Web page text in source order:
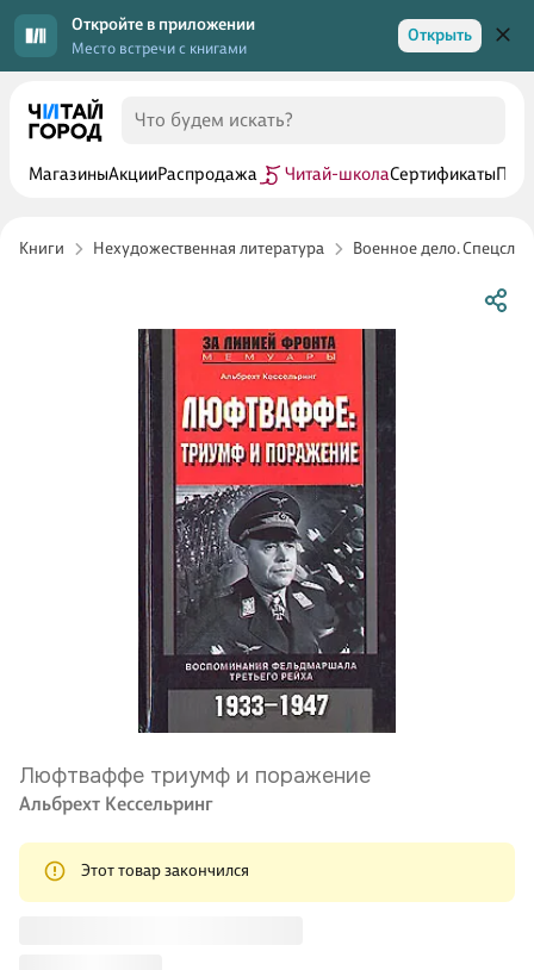
Откройте в приложении
Место встречи с книгами
Открыть
МагазиныАкцииРаспродажа Читай-школаСертификаты
Книги Нехудожественная литература Военное дело.
Люфтваффе триумф и поражение
Альбрехт Кессельринг
Этот товар закончился